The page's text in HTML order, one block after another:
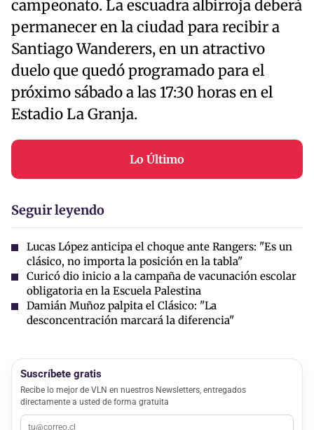
campeonato. La escuadra albirroja deberá
permanecer en la ciudad para recibir a
Santiago Wanderers, en un atractivo
duelo que quedó programado para el
próximo sábado a las 17:30 horas en el
Estadio La Granja.
Lo Último
Seguir leyendo
Lucas López anticipa el choque ante Rangers: "Es un
clásico, no importa la posición en la tabla"
Curicó dio inicio a la campaña de vacunación escolar
obligatoria en la Escuela Palestina
Damián Muñoz palpita el Clásico: "La
desconcentración marcará la diferencia"
Suscríbete gratis
Recibe lo mejor de VLN en nuestros Newsletters, entregados
directamente a usted de forma gratuita